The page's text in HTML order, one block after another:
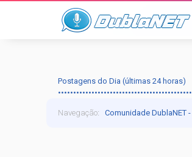
Postagens do Dia (últimas 24 horas)
Navegação:Comunidade DublaNET